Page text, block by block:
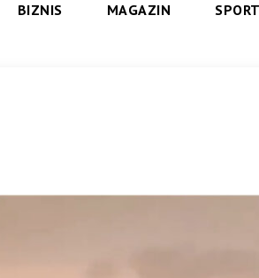
BIZNIS MAGAZIN SPORT